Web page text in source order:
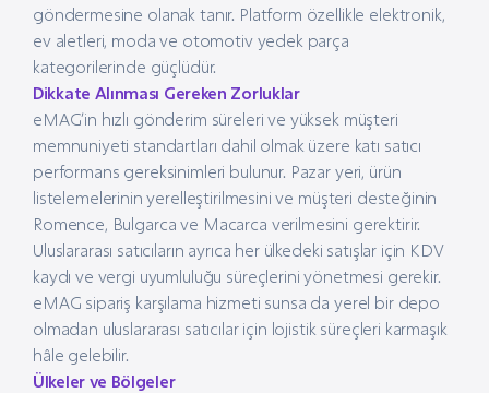
göndermesine olanak tanır. Platform özellikle elektronik,
ev aletleri, moda ve otomotiv yedek parça
kategorilerinde güçlüdür.
Dikkate Alınması Gereken Zorluklar
eMAG’in hızlı gönderim süreleri ve yüksek müşteri
memnuniyeti standartları dahil olmak üzere katı satıcı
performans gereksinimleri bulunur. Pazar yeri, ürün
listelemelerinin yerelleştirilmesini ve müşteri desteğinin
Romence, Bulgarca ve Macarca verilmesini gerektirir.
Uluslararası satıcıların ayrıca her ülkedeki satışlar için KDV
kaydı ve vergi uyumluluğu süreçlerini yönetmesi gerekir.
eMAG sipariş karşılama hizmeti sunsa da yerel bir depo
olmadan uluslararası satıcılar için lojistik süreçleri karmaşık
hâle gelebilir.
Ülkeler ve Bölgeler